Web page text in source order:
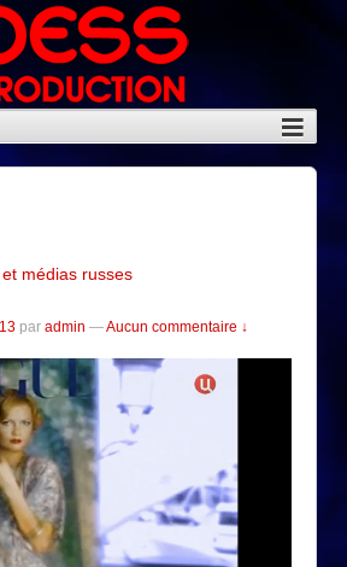
médias russes
par admin —Aucun commentaire ↓